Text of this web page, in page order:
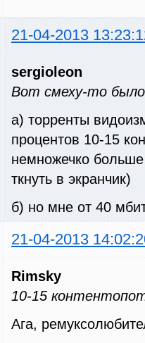
21-04-2013
sergioleon
Вот смеху-то
а) торренты
процентов 10-15
немножечко
ткнуть в экранчик)
б) но мне от 40
21-04-2013
Rimsky
10-15
Ага,